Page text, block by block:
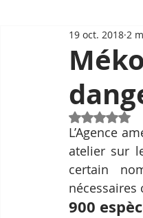
19 oct. 2018 2
Noté
L’Agence
atelier sur
certain
900